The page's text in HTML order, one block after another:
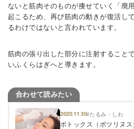
ないと筋肉そのものが痩せていく「廃
起こるため、再び筋肉の動きが復活し
るわけではないと言われています。
筋肉の張り出した部分に注射すること
いふくらはぎへと導きます。
合わせて読みたい
2020.11.30#たるみ・しわ
ボトックス（ボツリヌ